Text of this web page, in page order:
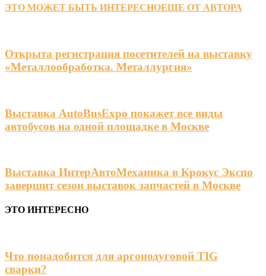
ЭТО МОЖЕТ БЫТЬ ИНТЕРЕСНОЕЩЕ ОТ АВТОРА
Открыта регистрация посетителей на выставку
«Металлообработка. Металлургия»
Выставка AutoBusExpo покажет все виды
автобусов на одной площадке в Москве
Выставка ИнтерАвтоМеханика в Крокус Экспо
завершит сезон выставок запчастей в Москве
ЭТО ИНТЕРЕСНО
Что понадобится для аргонодуговой TIG
сварки?